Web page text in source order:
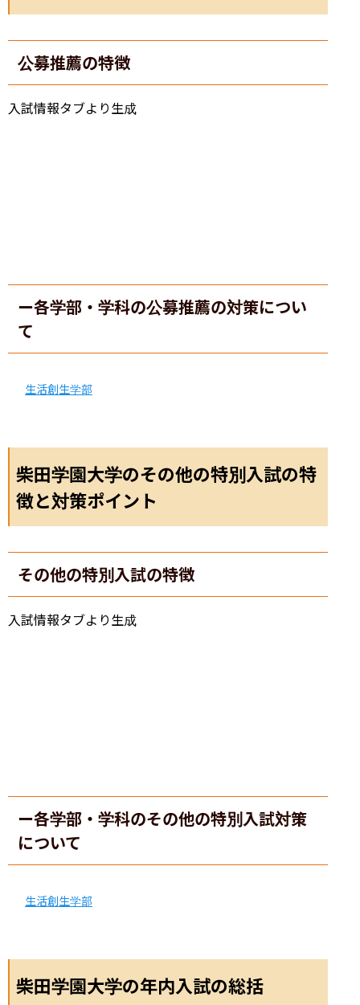
公募推薦の特徴
入試情報タブより生成
ー各学部・学科の公募推薦の対策につい
て
生活創生学部
柴田学園大学のその他の特別入試の特
徴と対策ポイント
その他の特別入試の特徴
入試情報タブより生成
ー各学部・学科のその他の特別入試対策
について
生活創生学部
柴田学園大学の年内入試の総括